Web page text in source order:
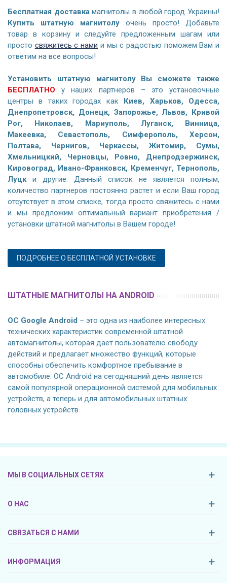
Бесплатная доставкамагнитолы в любой город Украины!
Купить штатную магнитолу очень просто! Добавьте
товар в корзину и следуйте предложенным шагам или
просто свяжитесь с нами и мы с радостью поможем Вам и
ответим на все вопросы!
Установить штатную магнитолу Вы сможете также
БЕСПЛАТНО у наших партнеров – это установочные
центры в таких городах как Киев, Харьков, Одесса,
Днепропетровск, Донецк, Запорожье, Львов, Кривой
Рог, Николаев, Мариуполь, Луганск, Винница,
Макеевка, Севастополь, Симферополь, Херсон,
Полтава, Чернигов, Черкассы, Житомир, Сумы,
Хмельницкий, Черновцы, Ровно, Днепродзержинск,
Кировоград, Ивано-Франковск, Кременчуг, Тернополь,
Луцки другие. Данный список не является полным,
количество партнеров постоянно растет и если Ваш город
отсутствует в этом списке, тогда просто свяжитесь с нами
и мы предложим оптимальный вариант приобретения /
установки штатной магнитолы в Вашем городе!
ПОДРОБНЕЕ О БЕСПЛАТНОЙ УСТАНОВКЕ
ШТАТНЫЕ МАГНИТОЛЫ НА ANDROID
ОС Google Android – это одна из наиболее интересных
технических характеристик современной штатной
автомагнитолы, которая дает пользователю свободу
действий и предлагает множество функций, которые
способны обеспечить комфортное пребывание в
автомобиле. ОС Android на сегодняшний день является
самой популярной операционной системой для мобильных
устройств, а теперь и для автомобильных штатных
головных устройств.
МЫ В СОЦИАЛЬНЫХ СЕТЯХ
О НАС
СВЯЗАТЬСЯ С НАМИ
ИНФОРМАЦИЯ